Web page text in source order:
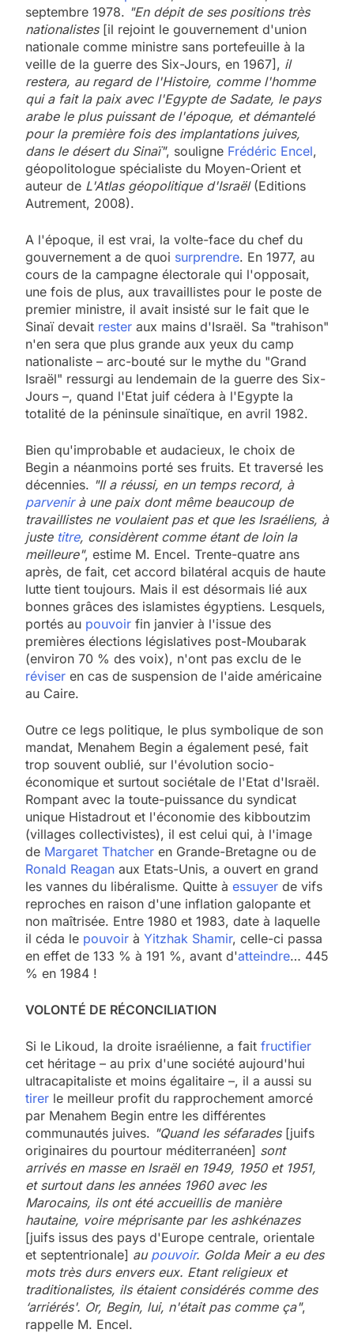
septembre 1978. "En dépit de ses positions très
nationalistes[il rejoint le gouvernement d'union
nationale comme ministre sans portefeuille à la
veille de la guerre des Six-Jours, en 1967], il
restera, au regard de l'Histoire, comme l'homme
qui a fait la paix avec l'Egypte de Sadate, le pays
arabe le plus puissant de l'époque, et démantelé
pour la première fois des implantations juives,
dans le désert du Sinaï", souligne Frédéric Encel,
géopolitologue spécialiste du Moyen-Orient et
auteur de L'Atlas géopolitique d'Israël(Editions
Autrement, 2008).
A l'époque, il est vrai, la volte-face du chef du
gouvernement a de quoi surprendre. En 1977, au
cours de la campagne électorale qui l'opposait,
une fois de plus, aux travaillistes pour le poste de
premier ministre, il avait insisté sur le fait que le
Sinaï devait rester aux mains d'Israël. Sa "trahison"
n'en sera que plus grande aux yeux du camp
nationaliste – arc-bouté sur le mythe du "Grand
Israël" ressurgi au lendemain de la guerre des Six-
Jours –, quand l'Etat juif cédera à l'Egypte la
totalité de la péninsule sinaïtique, en avril 1982.
Bien qu'improbable et audacieux, le choix de
Begin a néanmoins porté ses fruits. Et traversé les
décennies. "Il a réussi, en un temps record, à
parvenirà une paix dont même beaucoup de
travaillistes ne voulaient pas et que les Israéliens, à
juste titre, considèrent comme étant de loin la
meilleure", estime M. Encel. Trente-quatre ans
après, de fait, cet accord bilatéral acquis de haute
lutte tient toujours. Mais il est désormais lié aux
bonnes grâces des islamistes égyptiens. Lesquels,
portés au pouvoir fin janvier à l'issue des
premières élections législatives post-Moubarak
(environ 70 % des voix), n'ont pas exclu de le
réviser en cas de suspension de l'aide américaine
au Caire.
Outre ce legs politique, le plus symbolique de son
mandat, Menahem Begin a également pesé, fait
trop souvent oublié, sur l'évolution socio-
économique et surtout sociétale de l'Etat d'Israël.
Rompant avec la toute-puissance du syndicat
unique Histadrout et l'économie des kibboutzim
(villages collectivistes), il est celui qui, à l'image
de Margaret Thatcher en Grande-Bretagne ou de
Ronald Reagan aux Etats-Unis, a ouvert en grand
les vannes du libéralisme. Quitte à essuyer de vifs
reproches en raison d'une inflation galopante et
non maîtrisée. Entre 1980 et 1983, date à laquelle
il céda le pouvoir à Yitzhak Shamir, celle-ci passa
en effet de 133 % à 191 %, avant d'atteindre… 445
% en 1984 !
VOLONTÉ DE RÉCONCILIATION
Si le Likoud, la droite israélienne, a fait fructifier
cet héritage – au prix d'une société aujourd'hui
ultracapitaliste et moins égalitaire –, il a aussi su
tirer le meilleur profit du rapprochement amorcé
par Menahem Begin entre les différentes
communautés juives. "Quand les séfarades [juifs
originaires du pourtour méditerranéen] sont
arrivés en masse en Israël en 1949, 1950 et 1951,
et surtout dans les années 1960 avec les
Marocains, ils ont été accueillis de manière
hautaine, voire méprisante par les ashkénazes
[juifs issus des pays d'Europe centrale, orientale
et septentrionale] au pouvoir. Golda Meir a eu des
mots très durs envers eux. Etant religieux et
traditionalistes, ils étaient considérés comme des
‘arriérés'. Or, Begin, lui, n'était pas comme ça",
rappelle M. Encel.